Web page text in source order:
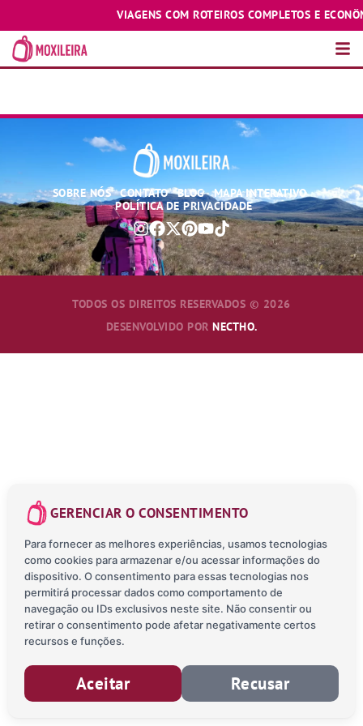
VIAGENS COM ROTEIROS COMPLETOS E
SOBRE NÓS CONTATO BLOG MAPA INTERATIVO
POLÍTICA DE PRIVACIDADE
TODOS OS DIREITOS RESERVADOS © 2026
DESENVOLVIDO POR NECTHO.
GERENCIAR O CONSENTIMENTO
Para fornecer as melhores experiências, usamos tecnologias
como cookies para armazenar e/ou acessar informações do
dispositivo. O consentimento para essas tecnologias nos
permitirá processar dados como comportamento de
navegação ou IDs exclusivos neste site. Não consentir ou
retirar o consentimento pode afetar negativamente certos
recursos e funções.
Aceitar Recusar